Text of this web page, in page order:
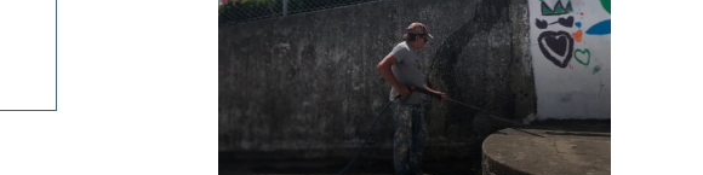
este serviço público!